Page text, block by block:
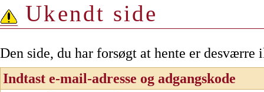
Ukendt side
Den side, du har forsøgt at hente er
Indtast e-mail-adresse og adgangskode